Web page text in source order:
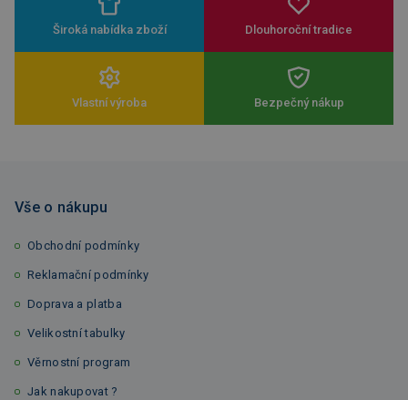
Široká nabídka zboží Dlouhoroční tradice
Vlastní výroba Bezpečný nákup
Vše o nákupu
Obchodní podmínky
Reklamační podmínky
Doprava a platba
Velikostní tabulky
Věrnostní program
Jak nakupovat ?